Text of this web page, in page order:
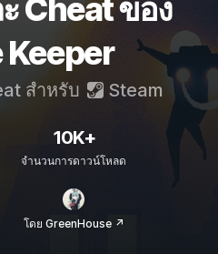
Cheat ของ
Keeper
สำหรับ Steam
10K+
จำนวนการดาวน์โหลด
โดย GreenHouse ↗